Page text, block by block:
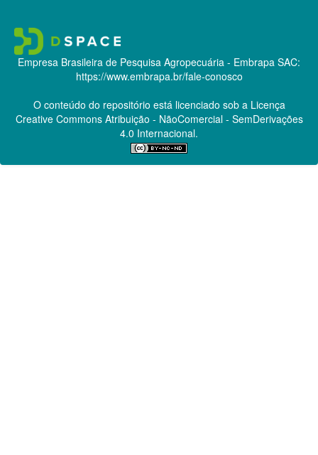
Empresa Brasileira de Pesquisa Agropecuária - Embrapa SAC:
https://www.embrapa.br/fale-conosco
O conteúdo do repositório está licenciado sob a Licença
Creative CommonsAtribuição - NãoComercial - SemDerivações
4.0 Internacional.